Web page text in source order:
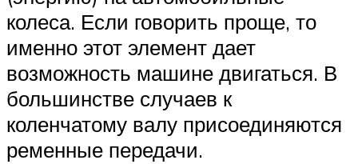
колеса. Если говорить проще, то
именно этот элемент дает
возможность машине двигаться. В
большинстве случаев к
коленчатому валу присоединяются
ременные передачи.